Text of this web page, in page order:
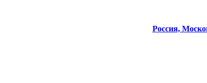
Россия,